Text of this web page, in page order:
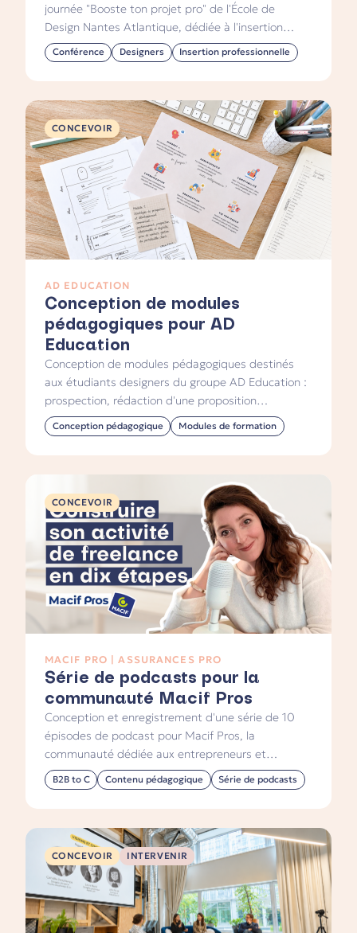
journée "Booste ton projet pro" de l'École de
Design Nantes Atlantique, dédiée à l'insertion
professionnelle d'étudiants et d'alumnis toutes
filières confondues.
Conférence Designers Insertion professionnelle
CONCEVOIR
AD EDUCATION
Conception de modules
pédagogiques pour AD
Education
Conception de modules pédagogiques destinés
aux étudiants designers du groupe AD Education :
prospection, rédaction d'une proposition
commerciale et valorisation de projets
professionnels.
Conception pédagogique Modules de formation
CONCEVOIR
MACIF PRO | ASSURANCES PRO
Série de podcasts pour la
communauté Macif Pros
Conception et enregistrement d'une série de 10
épisodes de podcast pour Macif Pros, la
communauté dédiée aux entrepreneurs et
indépendants de la Macif. Un contenu
pédagogique structuré autour des étapes clés de
B2B to C Contenu pédagogique Série de podcasts
CONCEVOIR INTERVENIR